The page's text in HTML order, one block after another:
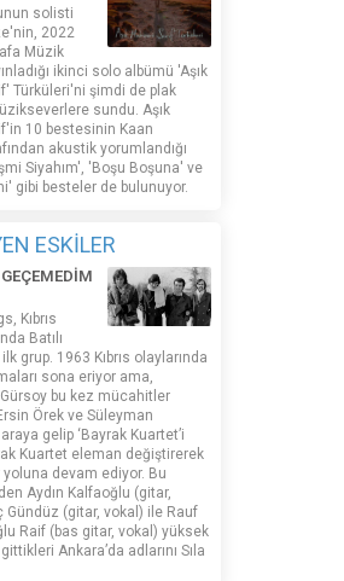
solisti
2022
Müzik
ikinci solo albümü 'Aşık
Türküleri'ni şimdi de plak
sundu. Aşık
10 bestesinin Kaan
akustik yorumlandığı
Siyahım', 'Boşu Boşuna' ve
gibi besteler de bulunuyor.
ESKİLER
Kıbrıs
Batılı
grup. 1963 Kıbrıs olaylarında
sona eriyor ama,
bu kez mücahitler
Örek ve Süleyman
gelip ‘Bayrak Kuartet’i
Kuartet eleman değiştirerek
yoluna devam ediyor. Bu
Aydın Kalfaoğlu (gitar,
Gündüz (gitar, vokal) ile Rauf
Raif (bas gitar, vokal) yüksek
Ankara’da adlarını Sıla